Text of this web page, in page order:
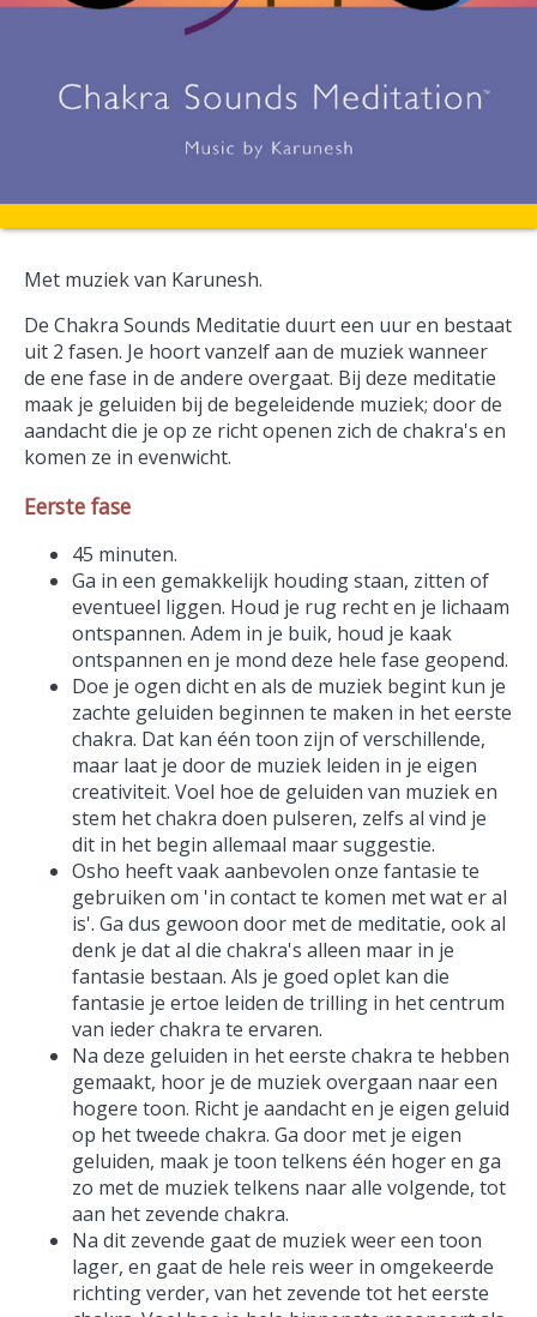
Met muziek van Karunesh.
De Chakra Sounds Meditatie duurt een uur en bestaat
uit 2 fasen. Je hoort vanzelf aan de muziek wanneer
de ene fase in de andere overgaat. Bij deze meditatie
maak je geluiden bij de begeleidende muziek; door de
aandacht die je op ze richt openen zich de chakra's en
komen ze in evenwicht.
Eerste fase
45 minuten.
Ga in een gemakkelijk houding staan, zitten of
eventueel liggen. Houd je rug recht en je lichaam
ontspannen. Adem in je buik, houd je kaak
ontspannen en je mond deze hele fase geopend.
Doe je ogen dicht en als de muziek begint kun je
zachte geluiden beginnen te maken in het eerste
chakra. Dat kan één toon zijn of verschillende,
maar laat je door de muziek leiden in je eigen
creativiteit. Voel hoe de geluiden van muziek en
stem het chakra doen pulseren, zelfs al vind je
dit in het begin allemaal maar suggestie.
Osho heeft vaak aanbevolen onze fantasie te
gebruiken om 'in contact te komen met wat er al
is'. Ga dus gewoon door met de meditatie, ook al
denk je dat al die chakra's alleen maar in je
fantasie bestaan. Als je goed oplet kan die
fantasie je ertoe leiden de trilling in het centrum
van ieder chakra te ervaren.
Na deze geluiden in het eerste chakra te hebben
gemaakt, hoor je de muziek overgaan naar een
hogere toon. Richt je aandacht en je eigen geluid
op het tweede chakra. Ga door met je eigen
geluiden, maak je toon telkens één hoger en ga
zo met de muziek telkens naar alle volgende, tot
aan het zevende chakra.
Na dit zevende gaat de muziek weer een toon
lager, en gaat de hele reis weer in omgekeerde
richting verder, van het zevende tot het eerste